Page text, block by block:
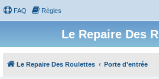
FAQ Règles
Le Repaire Des
Le Repaire Des Roulettes Porte d'entrée